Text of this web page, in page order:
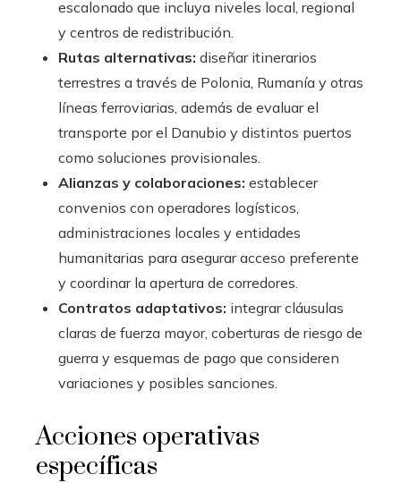
escalonado que incluya niveles local, regional
y centros de redistribución.
Rutas alternativas: diseñar itinerarios
terrestres a través de Polonia, Rumanía y otras
líneas ferroviarias, además de evaluar el
transporte por el Danubio y distintos puertos
como soluciones provisionales.
Alianzas y colaboraciones: establecer
convenios con operadores logísticos,
administraciones locales y entidades
humanitarias para asegurar acceso preferente
y coordinar la apertura de corredores.
Contratos adaptativos: integrar cláusulas
claras de fuerza mayor, coberturas de riesgo de
guerra y esquemas de pago que consideren
variaciones y posibles sanciones.
Acciones operativas
específicas